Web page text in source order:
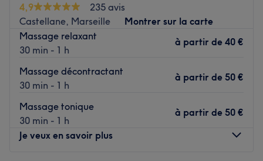
4,9
235 avis
Castellane, Marseille
Montrer sur la carte
Massage relaxant
30 min - 1 h
à partir de 40 €
Massage décontractant
30 min - 1 h
à partir de 50 €
Massage tonique
30 min - 1 h
à partir de 50 €
Je veux en savoir plus